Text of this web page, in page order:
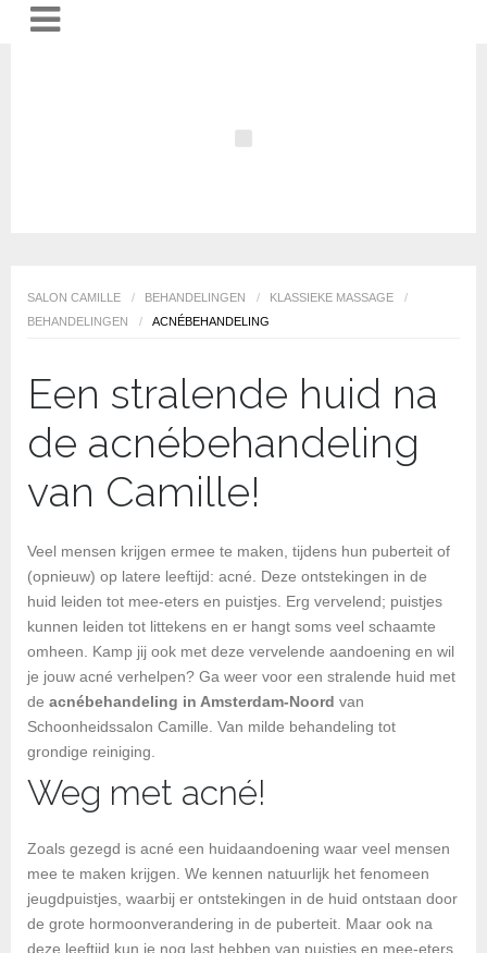
SALON CAMILLE / BEHANDELINGEN / KLASSIEKE MASSAGE
/
BEHANDELINGEN
/ ACNÉBEHANDELING
Een stralende huid na
de acnébehandeling
van Camille!
Veel mensen krijgen ermee te maken, tijdens hun puberteit of
(opnieuw) op latere leeftijd: acné. Deze ontstekingen in de
huid leiden tot mee-eters en puistjes. Erg vervelend; puistjes
kunnen leiden tot littekens en er hangt soms veel schaamte
omheen. Kamp jij ook met deze vervelende aandoening en wil
je jouw acné verhelpen? Ga weer voor een stralende huid met
de acnébehandeling in Amsterdam-Noord van
Schoonheidssalon Camille. Van milde behandeling tot
grondige reiniging.
Weg met acné!
Zoals gezegd is acné een huidaandoening waar veel mensen
mee te maken krijgen. We kennen natuurlijk het fenomeen
jeugdpuistjes, waarbij er ontstekingen in de huid ontstaan door
de grote hormoonverandering in de puberteit. Maar ook na
deze leeftijd kun je nog last hebben van puistjes en mee-eters.